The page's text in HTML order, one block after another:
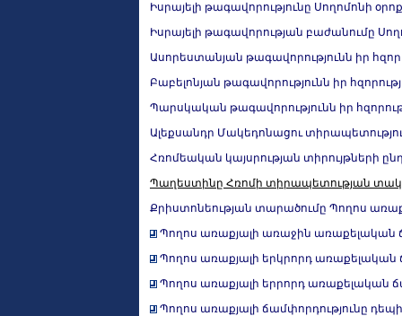
Իսրայելի թագավորությունը Սողոմոնի
Իսրայելի թագավորության բաժանումը
Ասորեստանյան թագավորությունն իր
Բաբելոնյան թագավորությունն իր
Պարսկական թագավորությունն իր
Ալեքսանդր Մակեդոնացու
Հռոմեական կայսրության տիրույթների
Պաղեստինը Հռոմի տիրապետության
Քրիստոնեության տարածումը Պողոս
Պողոս առաքյալի առաջին առաքելական
Պողոս առաքյալի երկրորդ առաքելական
Պողոս առաքյալի երրորդ առաքելական
Պողոս առաքյալի ճամփորդությունը դեպի